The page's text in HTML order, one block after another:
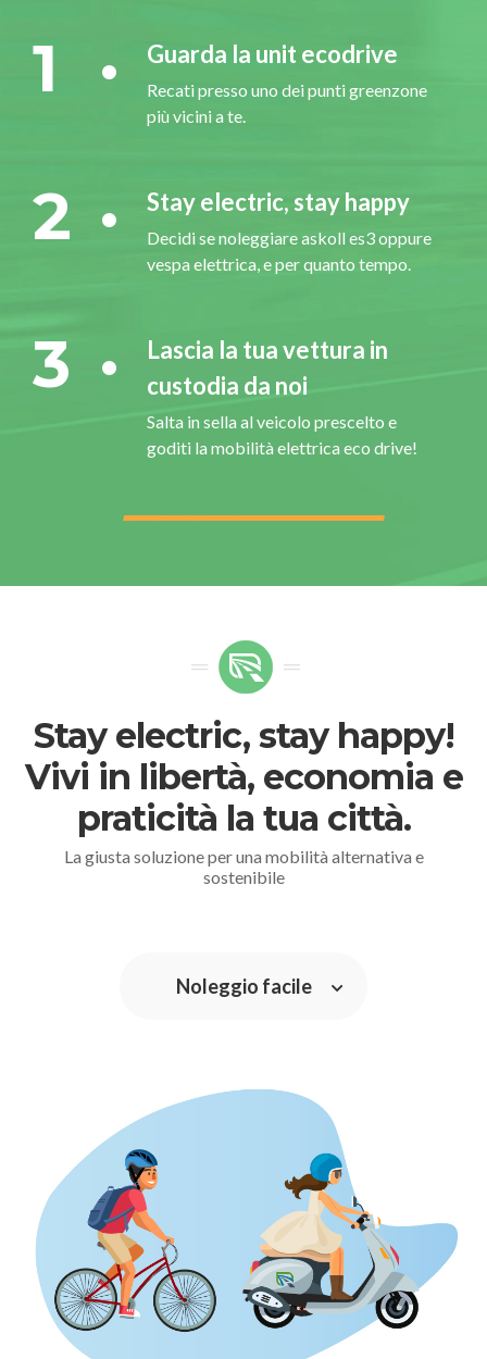
1 Guarda la unit ecodrive
Recati presso uno dei punti greenzone
più vicini a te.
2 Stay electric, stay happy
Decidi se noleggiare askoll es3 oppure
vespa elettrica, e per quanto tempo.
3
Lascia la tua vettura in
custodia da noi
Salta in sella al veicolo prescelto e
goditi la mobilità elettrica eco drive!
Stay electric, stay happy!
Vivi in libertà, economia e
praticità la tua città.
La giusta soluzione per una mobilità alternativa e
sostenibile
Noleggio facile